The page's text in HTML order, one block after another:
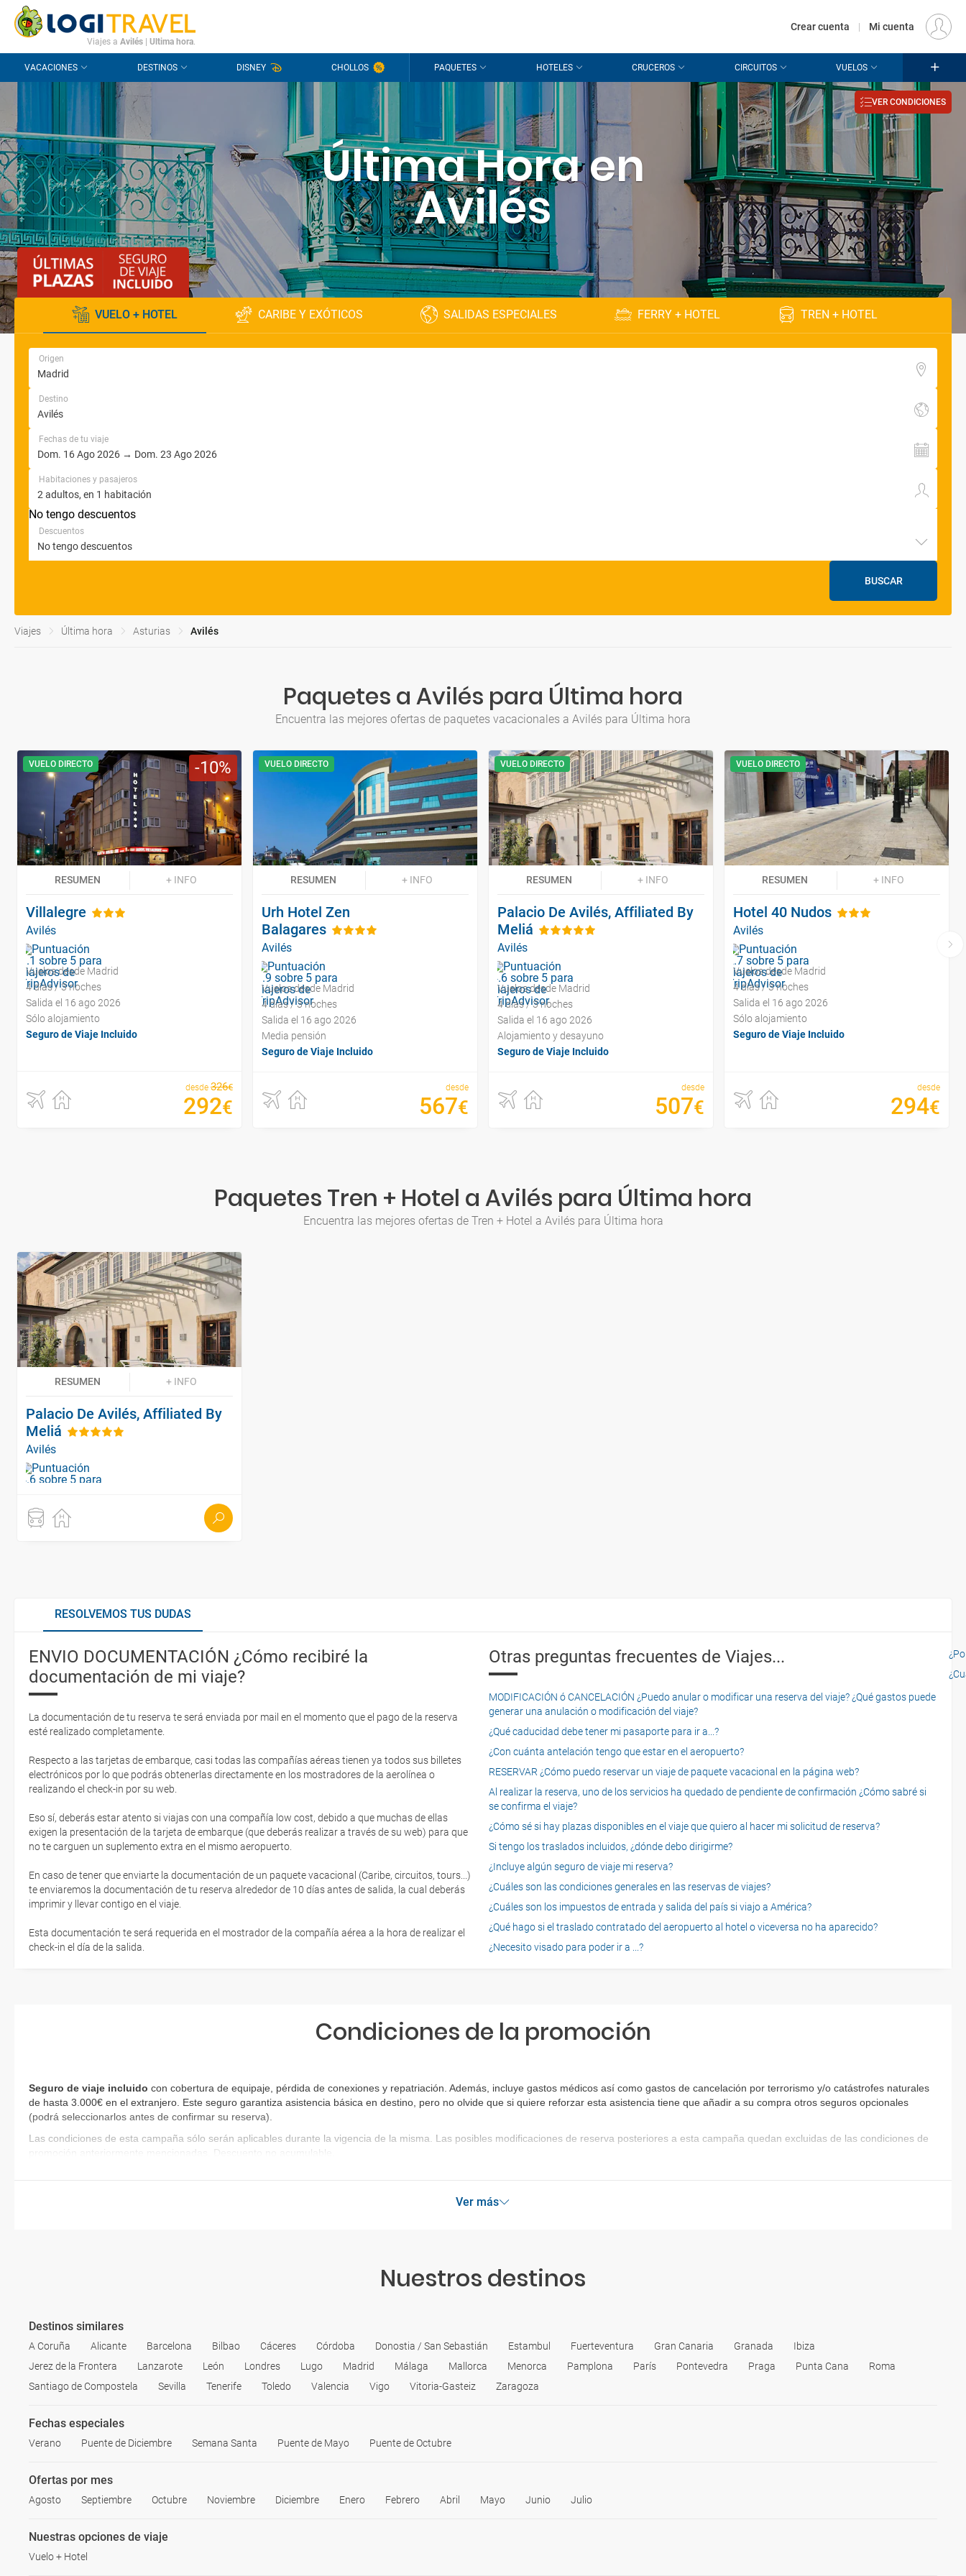
CONTACTO PREGUNTAS FRECUENTES EUR
Viajes a Avilés| Ultima hora.
Crear cuenta | Mi cuenta
VACACIONES DESTINOS DISNEY CHOLLOS PAQUETES HOTELES CRUCEROS CIRCUITOS VUELOS
Última Hora en
Avilés
VER CONDICIONES
VUELO + HOTEL CARIBE Y EXÓTICOS SALIDAS ESPECIALES FERRY + HOTEL TREN + HOTEL
Origen
Destino
Fechas de tu viaje
Habitaciones y pasajeros
No tengo descuentos
Descuentos
BUSCAR
Viajes Última hora Asturias Avilés
Paquetes a Avilés para Última hora
Encuentra las mejores ofertas de paquetes vacacionales a Avilés para Última hora
10
VUELO DIRECTO
RESUMEN + INFO
Villalegre
Avilés
Vuelos desde Madrid
4 días / 3 noches
Salida el 16 ago 2026
Sólo alojamiento
Seguro de Viaje Incluido
desde 326€
292€
VUELO DIRECTO
RESUMEN + INFO
Urh Hotel Zen
Balagares
Avilés
Vuelos desde Madrid
4 días / 3 noches
Salida el 16 ago 2026
Media pensión
Seguro de Viaje Incluido
desde
567€
VUELO DIRECTO
RESUMEN + INFO
Palacio De Avilés, Affiliated By
Meliá
Avilés
Vuelos desde Madrid
4 días / 3 noches
Salida el 16 ago 2026
Alojamiento y desayuno
Seguro de Viaje Incluido
desde
507€
VUELO DIRECTO
RESUMEN + INFO
Hotel 40 Nudos
Avilés
Vuelos desde Madrid
4 días / 3 noches
Salida el 16 ago 2026
Sólo alojamiento
Seguro de Viaje Incluido
desde
294€
Paquetes Tren + Hotel a Avilés para Última hora
Encuentra las mejores ofertas de Tren + Hotel a Avilés para Última hora
RESUMEN + INFO
Palacio De Avilés, Affiliated By
Meliá
Avilés
RESOLVEMOS TUS DUDAS
ENVIO DOCUMENTACIÓN ¿Cómo recibiré la
documentación de mi viaje?
La documentación de tu reserva te será enviada por mail en el momento que el pago de la reserva
esté realizado completamente.
Respecto a las tarjetas de embarque, casi todas las compañías aéreas tienen ya todos sus billetes
electrónicos por lo que podrás obtenerlas directamente en los mostradores de la aerolínea o
realizando el check-in por su web.
Eso sí, deberás estar atento si viajas con una compañía low cost, debido a que muchas de ellas
exigen la presentación de la tarjeta de embarque (que deberás realizar a través de su web) para que
no te carguen un suplemento extra en el mismo aeropuerto.
En caso de tener que enviarte la documentación de un paquete vacacional (Caribe, circuitos, tours...)
te enviaremos la documentación de tu reserva alrededor de 10 días antes de salida, la cual deberás
imprimir y llevar contigo en el viaje.
Esta documentación te será requerida en el mostrador de la compañía aérea a la hora de realizar el
check-in el día de la salida.
Otras preguntas frecuentes de Viajes...
MODIFICACIÓN ó CANCELACIÓN ¿Puedo anular o modificar una reserva del viaje? ¿Qué gastos puede
generar una anulación o modificación del viaje?
¿Qué caducidad debe tener mi pasaporte para ir a...?
¿Con cuánta antelación tengo que estar en el aeropuerto?
RESERVAR ¿Cómo puedo reservar un viaje de paquete vacacional en la página web?
Al realizar la reserva, uno de los servicios ha quedado de pendiente de confirmación ¿Cómo sabré si
se confirma el viaje?
¿Cómo sé si hay plazas disponibles en el viaje que quiero al hacer mi solicitud de reserva?
Si tengo los traslados incluidos, ¿dónde debo dirigirme?
¿Incluye algún seguro de viaje mi reserva?
¿Cuáles son las condiciones generales en las reservas de viajes?
¿Cuáles son los impuestos de entrada y salida del país si viajo a América?
¿Qué hago si el traslado contratado del aeropuerto al hotel o viceversa no ha aparecido?
¿Necesito visado para poder ir a ...?
Condiciones de la promoción
Seguro de viaje incluido con cobertura de equipaje, pérdida de conexiones y repatriación. Además, incluye gastos médicos así como gastos de cancelación por terrorismo y/o catástrofes naturales
de hasta 3.000€ en el extranjero. Este seguro garantiza asistencia básica en destino, pero no olvide que si quiere reforzar esta asistencia tiene que añadir a su compra otros seguros opcionales
(podrá seleccionarlos antes de confirmar su reserva)
Las condiciones de esta campaña sólo serán aplicables durante la vigencia de la misma. Las posibles modificaciones de reserva posteriores a esta campaña quedan excluidas de las condiciones de
promoción anteriormente mencionadas. Descuento no acumulable.
Ver más
Nuestros destinos
Destinos similares
A Coruña Alicante Barcelona Bilbao Cáceres Córdoba Donostia / San Sebastián Estambul Fuerteventura Gran Canaria Granada
Ibiza
Jerez de la Frontera
Lanzarote León Londres Lugo Madrid Málaga Mallorca Menorca Pamplona París Pontevedra Praga Punta Cana
Roma
Santiago de Compostela
Sevilla Tenerife Toledo Valencia Vigo Vitoria-Gasteiz Zaragoza
Fechas especiales
Verano Puente de Diciembre Semana Santa Puente de Mayo Puente de Octubre
Ofertas por mes
Agosto Septiembre Octubre Noviembre Diciembre Enero Febrero Abril Mayo Junio Julio
Nuestras opciones de viaje
Vuelo + Hotel